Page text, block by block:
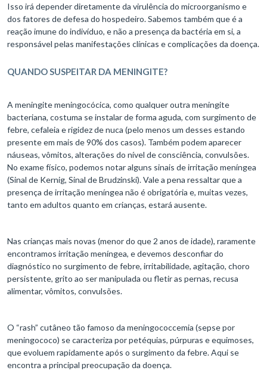
Isso irá depender diretamente da virulência do microorganismo e
dos fatores de defesa do hospedeiro. Sabemos também que é a
reação imune do indivíduo, e não a presença da bactéria em si, a
responsável pelas manifestações clínicas e complicações da doença.
QUANDO SUSPEITAR DA MENINGITE?
A meningite meningocócica, como qualquer outra meningite
bacteriana, costuma se instalar de forma aguda, com surgimento de
febre, cefaleia e rigidez de nuca (pelo menos um desses estando
presente em mais de 90% dos casos). Também podem aparecer
náuseas, vômitos, alterações do nível de consciência, convulsões.
No exame físico, podemos notar alguns sinais de irritação meníngea
(Sinal de Kernig, Sinal de Brudzinski). Vale a pena ressaltar que a
presença de irritação meníngea não é obrigatória e, muitas vezes,
tanto em adultos quanto em crianças, estará ausente.
Nas crianças mais novas (menor do que 2 anos de idade), raramente
encontramos irritação meníngea, e devemos desconfiar do
diagnóstico no surgimento de febre, irritabilidade, agitação, choro
persistente, grito ao ser manipulada ou fletir as pernas, recusa
alimentar, vômitos, convulsões.
O “rash” cutâneo tão famoso da meningococcemia (sepse por
meningococo) se caracteriza por petéquias, púrpuras e equimoses,
que evoluem rapidamente após o surgimento da febre. Aqui se
encontra a principal preocupação da doença.